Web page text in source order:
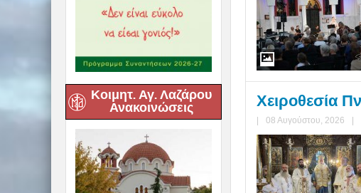
Κοιμητ. Αγ. Λαζάρου
Ανακοινώσεις
Χειροθεσία
08 Αυγούστου, 2026